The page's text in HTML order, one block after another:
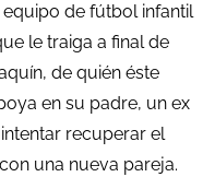
equipo de fútbol infantil
le traiga a final de
de quién éste
en su padre, un ex
recuperar el
una nueva pareja.